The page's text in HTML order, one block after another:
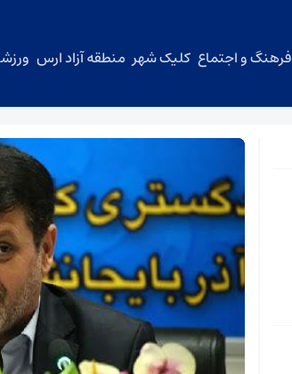
فرهنگ و اجتماع کلیک شهر منطقه آزاد ارس